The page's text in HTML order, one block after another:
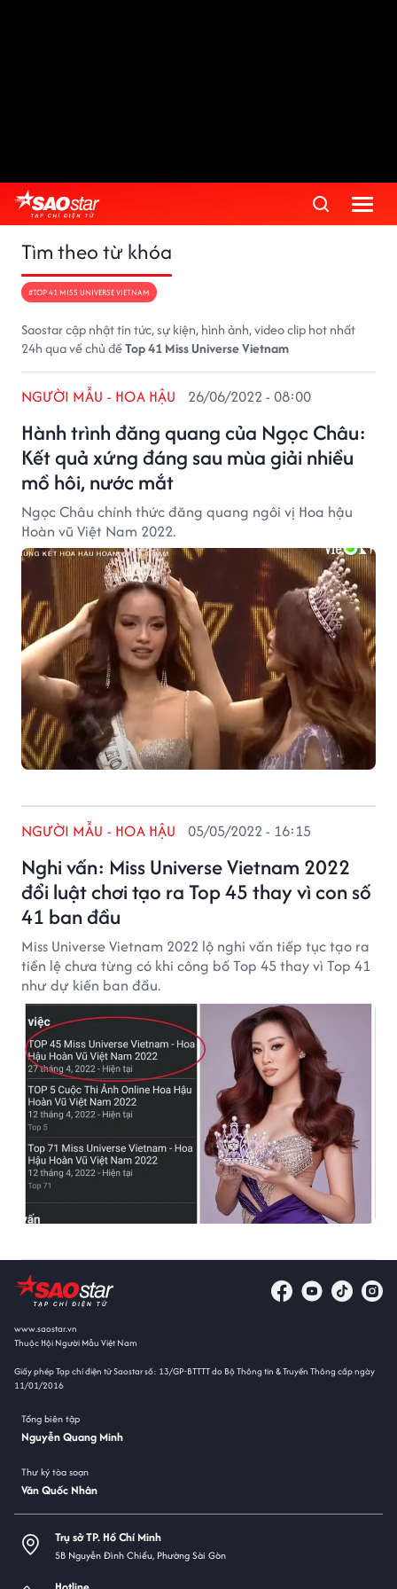
Tìm theo từ khóa
#TOP 41 MISS UNIVERSE VIETNAM
Saostar cập nhật tin tức, sự kiện, hình ảnh, video clip hot nhất
24h qua về chủ đềTop 41 Miss Universe Vietnam
Hành trình đăng quang của Ngọc Châu:
Kết quả xứng đáng sau mùa giải nhiều
mồ hôi, nước mắt
NGƯỜI MẪU - HOA HẬU 26/06/2022 - 08:00
Ngọc Châu chính thức đăng quang ngôi vị Hoa hậu
Hoàn vũ Việt Nam 2022.
Nghi vấn: Miss Universe Vietnam 2022
đổi luật chơi tạo ra Top 45 thay vì con số
41 ban đầu
NGƯỜI MẪU - HOA HẬU 05/05/2022 - 16:15
Miss Universe Vietnam 2022 lộ nghi vấn tiếp tục tạo ra
tiền lệ chưa từng có khi công bố Top 45 thay vì Top 41
như dự kiến ban đầu.
www.saostar.vn
Thuộc Hội Người Mẫu Việt Nam
Giấy phép Tạp chí điện tử Saostar số: 13/GP-BTTTT do Bộ Thông tin & Truyền Thông cấp ngày
11/01/2016
Tổng biên tập
Nguyễn Quang Minh
Thư ký tòa soạn
Văn Quốc Nhân
Trụ sở TP. Hồ Chí Minh
5B Nguyễn Đình Chiểu, Phường Sài Gòn